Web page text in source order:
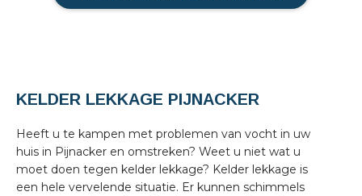
KELDER LEKKAGE PIJNACKER
Heeft u te kampen met problemen van vocht in uw
huis in Pijnacker en omstreken? Weet u niet wat u
moet doen tegen kelder lekkage? Kelder lekkage is
een hele vervelende situatie. Er kunnen schimmels